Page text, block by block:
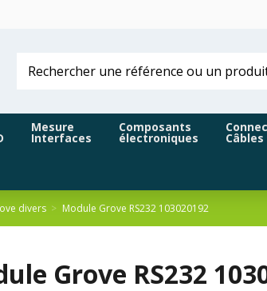
Mesure
Interfaces
Composants
électroniques
divers Module Grove RS232 103020192
Grove RS232